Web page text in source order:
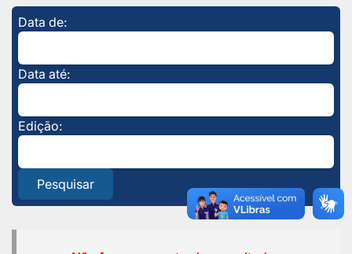
Data de:
Data até:
Edição:
Pesquisar